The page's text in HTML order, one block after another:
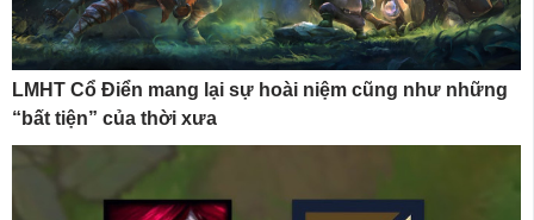
LMHT Cổ Điển mang lại sự hoài niệm cũng như những
“bất tiện” của thời xưa